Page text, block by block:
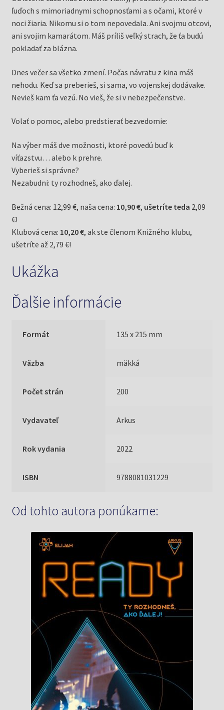
ľuďoch s mimoriadnymi schopnosťami a s očami, ktoré v
noci žiaria. Nikomu si o tom nepovedala. Ani svojmu otcovi,
ani svojim kamarátom. Máš príliš veľký strach, že ťa budú
pokladať za blázna.
Dnes večer sa všetko zmení. Počas návratu z kina máš
nehodu. Keď sa preberieš, si sama, vo vojenskej dodávake.
Nevieš kam ťa vezú. No vieš, že si v nebezpečenstve.
Volať o pomoc, alebo predstierať bezvedomie:
Na výber máš dve možnosti, ktoré povedú buď k
víťazstvu… alebo k prehre.
Vyberieš si správne?
Nezabudni: ty rozhodneš, ako ďalej.
Bežná cena: 12,99 €, naša cena: 10,90 €, ušetríte teda 2,09
€!
Klubová cena: 10,20 €, ak ste členom Knižného klubu,
ušetríte až 2,79 €!
Ukážka
Ďalšie informácie
Formát 135 x 215 mm
Väzba mäkká
Počet strán 200
Vydavateľ Arkus
Rok vydania 2022
ISBN 9788081031229
Od tohto autora ponúkame: